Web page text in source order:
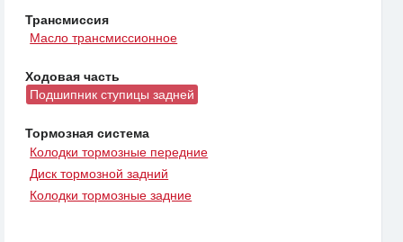
Трансмиссия
Масло трансмиссионное
Ходовая часть
Подшипник ступицы задней
Тормозная система
Колодки тормозные передние
Диск тормозной задний
Колодки тормозные задние